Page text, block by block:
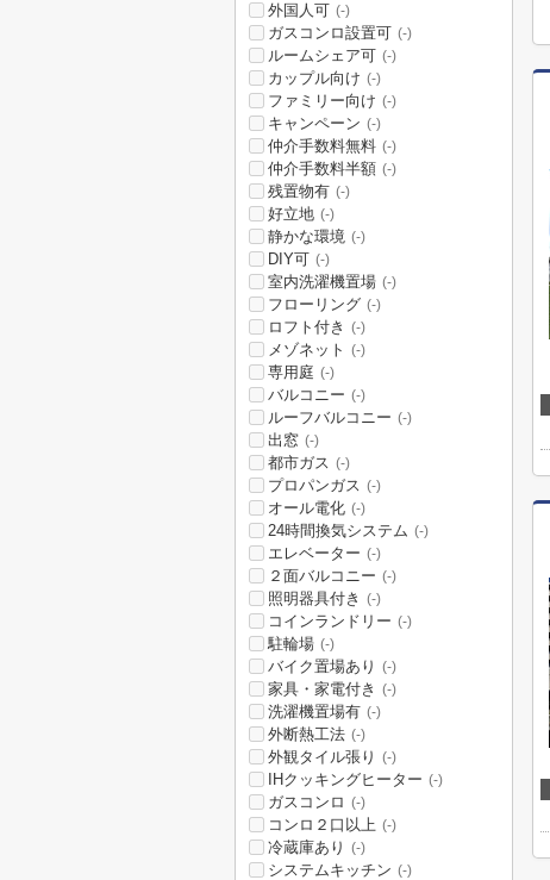
外国人可 (-)
ガスコンロ設置可 (-)
ルームシェア可 (-)
カップル向け (-)
ファミリー向け (-)
キャンペーン (-)
仲介手数料無料 (-)
仲介手数料半額 (-)
残置物有 (-)
好立地 (-)
静かな環境 (-)
DIY可 (-)
室内洗濯機置場 (-)
フローリング (-)
ロフト付き (-)
メゾネット (-)
専用庭 (-)
バルコニー (-)
ルーフバルコニー (-)
出窓 (-)
都市ガス (-)
プロパンガス (-)
オール電化 (-)
24時間換気システム (-)
エレベーター (-)
２面バルコニー (-)
照明器具付き (-)
コインランドリー (-)
駐輪場 (-)
バイク置場あり (-)
家具・家電付き (-)
洗濯機置場有 (-)
外断熱工法 (-)
外観タイル張り (-)
IHクッキングヒーター (-)
ガスコンロ (-)
コンロ２口以上 (-)
冷蔵庫あり (-)
システムキッチン (-)